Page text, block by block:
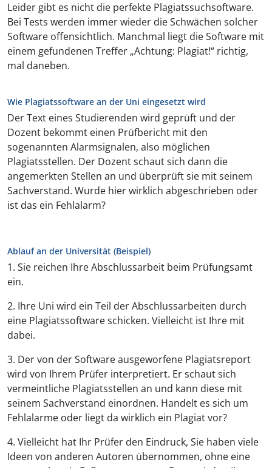
Leider gibt es nicht die perfekte Plagiatssuchsoftware.
Bei Tests werden immer wieder die Schwächen solcher
Software offensichtlich. Manchmal liegt die Software mit
einem gefundenen Treffer „Achtung: Plagiat!“ richtig,
mal daneben.
Wie Plagiatssoftware an der Uni eingesetzt wird
Der Text eines Studierenden wird geprüft und der
Dozent bekommt einen Prüfbericht mit den
sogenannten Alarmsignalen, also möglichen
Plagiatsstellen. Der Dozent schaut sich dann die
angemerkten Stellen an und überprüft sie mit seinem
Sachverstand. Wurde hier wirklich abgeschrieben oder
ist das ein Fehlalarm?
Ablauf an der Universität (Beispiel)
1. Sie reichen Ihre Abschlussarbeit beim Prüfungsamt
ein.
2. Ihre Uni wird ein Teil der Abschlussarbeiten durch
eine Plagiatssoftware schicken. Vielleicht ist Ihre mit
dabei.
3. Der von der Software ausgeworfene Plagiatsreport
wird von Ihrem Prüfer interpretiert. Er schaut sich
vermeintliche Plagiatsstellen an und kann diese mit
seinem Sachverstand einordnen. Handelt es sich um
Fehlalarme oder liegt da wirklich ein Plagiat vor?
4. Vielleicht hat Ihr Prüfer den Eindruck, Sie haben viele
Ideen von anderen Autoren übernommen, ohne eine